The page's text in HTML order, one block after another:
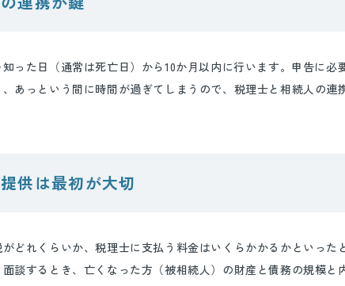
った日（通常は死亡日）から10か月以内に行います。申告に必
あっという間に時間が過ぎてしまうので、税理士と相続人の連
供は最初が大切
どれくらいか、税理士に支払う料金はいくらかかるかといった
談するとき、亡くなった方（被相続人）の財産と債務の規模と